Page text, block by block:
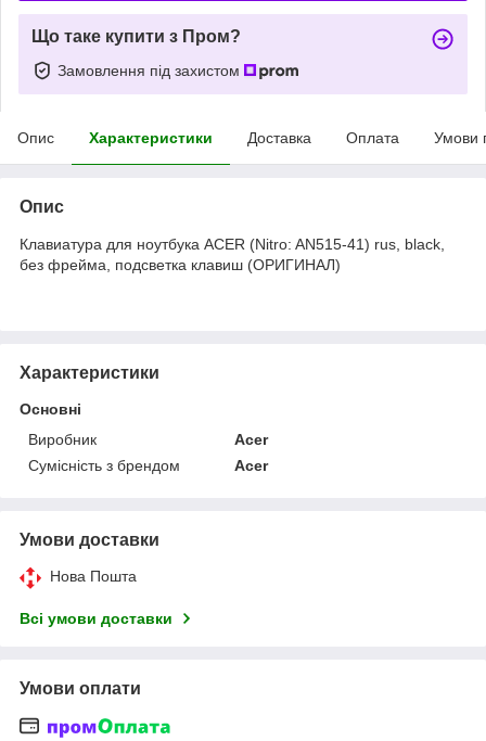
Що таке купити з Пром?
Замовлення під захистом
Опис Характеристики Доставка Оплата Умови
Опис
Клавиатура для ноутбука ACER (Nitro: AN515-41) rus, black,
без фрейма, подсветка клавиш (ОРИГИНАЛ)
Характеристики
Основні
Виробник
Acer
Сумісність з брендом
Acer
Умови доставки
Нова Пошта
Всі умови доставки
Умови оплати